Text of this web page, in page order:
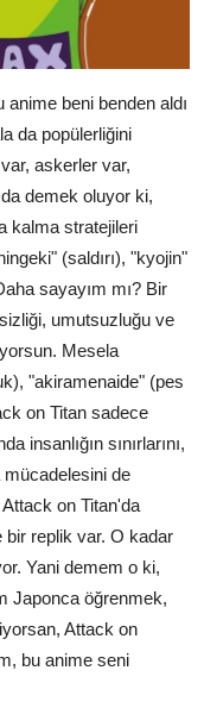
beni benden aldı
da popülerliğini
askerler var,
demek oluyor ki,
kalma stratejileri
(saldırı), "kyojin"
sayayım mı? Bir
umutsuzluğu ve
Mesela
"akiramenaide" (pes
on Titan sadece
insanlığın sınırlarını,
mücadelesini de
on Titan'da
replik var. O kadar
Yani demem o ki,
Japonca öğrenmek,
Attack on
bu anime seni